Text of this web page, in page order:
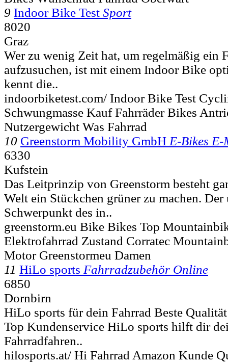
9 Indoor Bike Test Sport
8020
Graz
Wer zu wenig Zeit hat, um regelmäßig ein
aufzusuchen, ist mit einem Indoor Bike
kennt die..
indoorbiketest.com/ Indoor Bike Test
Schwungmasse Kauf Fahrräder Bikes
Nutzergewicht Was Fahrrad
10 Greenstorm Mobility GmbH E-Bikes
6330
Kufstein
Das Leitprinzip von Greenstorm besteht
Welt ein Stückchen grüner zu machen. Der
Schwerpunkt des in..
greenstorm.eu Bike Bikes Top
Elektrofahrrad Zustand Corratec
Motor Greenstormeu Damen
11 HiLo sports Fahrradzubehör Online
6850
Dornbirn
HiLo sports für dein Fahrrad Beste
Top Kundenservice HiLo sports hilft dir
Fahrradfahren..
hilosports.at/ Hi Fahrrad Amazon Kunde